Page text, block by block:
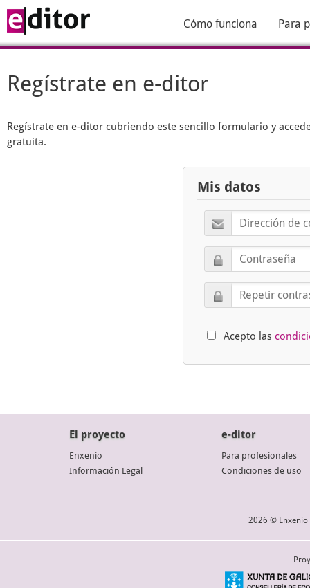
Cómo funciona Para
Regístrate en e-ditor
Regístrate en e-ditor cubriendo este sencillo formulario y
gratuita.
Mis datos
Acepto las
El proyecto
Enxenio
Información Legal
e-ditor
Para profesionales
Condiciones de uso
2026 © Enxenio